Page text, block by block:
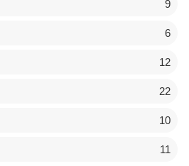
9
6
12
22
10
11